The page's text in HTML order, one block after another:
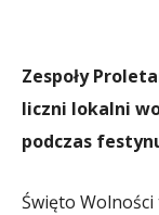
Zespoły
liczni lokalni
podczas
Święto